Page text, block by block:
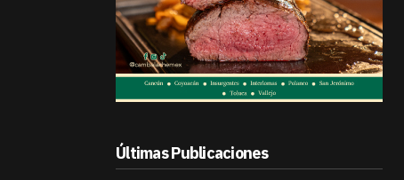
Últimas Publicaciones